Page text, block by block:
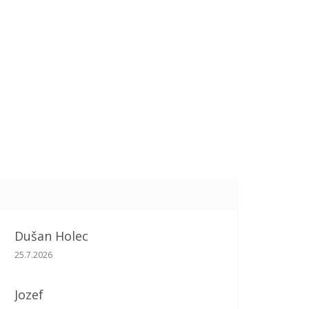
Dušan Holec
Hodnotenie obchodu je 5 z 5 hviezdičiek.
25.7.2026
Jozef